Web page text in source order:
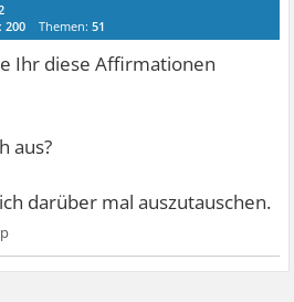
200 Themen:51
Ihr diese Affirmationen
aus?
darüber mal auszutauschen.